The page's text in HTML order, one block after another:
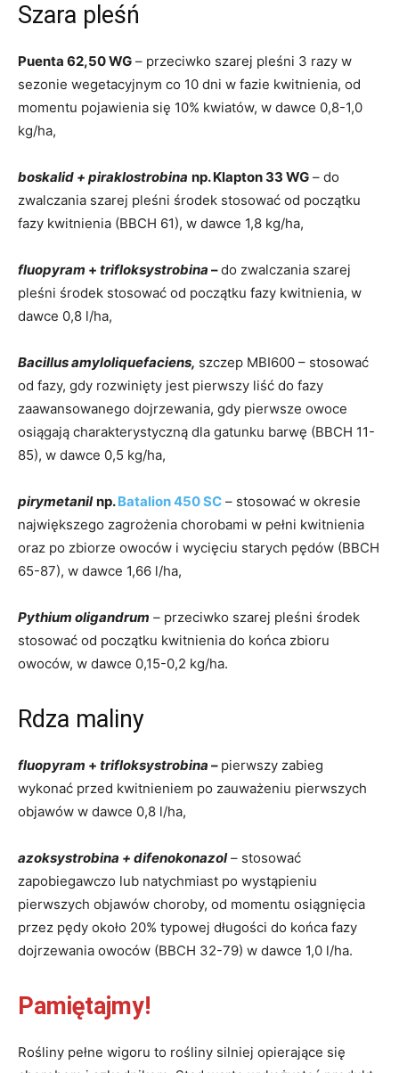
Szara pleśń
Puenta 62,50 WG – przeciwko szarej pleśni 3 razy w
sezonie wegetacyjnym co 10 dni w fazie kwitnienia, od
momentu pojawienia się 10% kwiatów, w dawce 0,8-1,0
kg/ha,
boskalid + piraklostrobina np. Klapton 33 WG – do
zwalczania szarej pleśni środek stosować od początku
fazy kwitnienia (BBCH 61), w dawce 1,8 kg/ha,
fluopyram + trifloksystrobina –do zwalczania szarej
pleśni środek stosować od początku fazy kwitnienia, w
dawce 0,8 l/ha,
Bacillus amyloliquefaciens, szczep MBI600 – stosować
od fazy, gdy rozwinięty jest pierwszy liść do fazy
zaawansowanego dojrzewania, gdy pierwsze owoce
osiągają charakterystyczną dla gatunku barwę (BBCH 11-
85), w dawce 0,5 kg/ha,
pirymetanil np.Batalion 450 SC – stosować w okresie
największego zagrożenia chorobami w pełni kwitnienia
oraz po zbiorze owoców i wycięciu starych pędów (BBCH
65-87), w dawce 1,66 l/ha,
Pythium oligandrum – przeciwko szarej pleśni środek
stosować od początku kwitnienia do końca zbioru
owoców, w dawce 0,15-0,2 kg/ha.
Rdza maliny
fluopyram + trifloksystrobina – pierwszy zabieg
wykonać przed kwitnieniem po zauważeniu pierwszych
objawów w dawce 0,8 l/ha,
azoksystrobina + difenokonazol– stosować
zapobiegawczo lub natychmiast po wystąpieniu
pierwszych objawów choroby, od momentu osiągnięcia
przez pędy około 20% typowej długości do końca fazy
dojrzewania owoców (BBCH 32-79) w dawce 1,0 l/ha.
Pamiętajmy!
Rośliny pełne wigoru to rośliny silniej opierające się